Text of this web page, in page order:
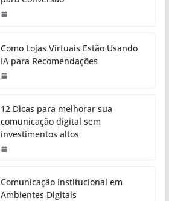
Como Lojas Virtuais Estão Usando
IA para Recomendações
12 Dicas para melhorar sua
comunicação digital sem
investimentos altos
Comunicação Institucional em
Ambientes Digitais